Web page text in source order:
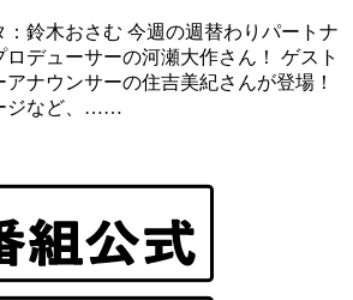
：鈴木おさむ 今週の週替わりパートナ
ロデューサーの河瀬大作さん！ ゲスト
アナウンサーの住吉美紀さんが登場！
ジなど、……